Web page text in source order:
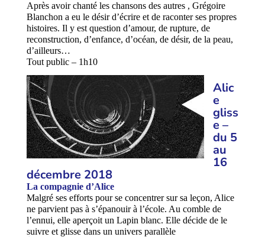
Après avoir chanté les chansons des autres , Grégoire
Blanchon a eu le désir d’écrire et de raconter ses propres
histoires. Il y est question d’amour, de rupture, de
reconstruction, d’enfance, d’océan, de désir, de la peau,
d’ailleurs…
Tout public – 1h10
Alic
e
gliss
e –
du 5
au
16
décembre 2018
La compagnie d’Alice
Malgré ses efforts pour se concentrer sur sa leçon, Alice
ne parvient pas à s’épanouir à l’école. Au comble de
l’ennui, elle aperçoit un Lapin blanc. Elle décide de le
suivre et glisse dans un univers parallèle